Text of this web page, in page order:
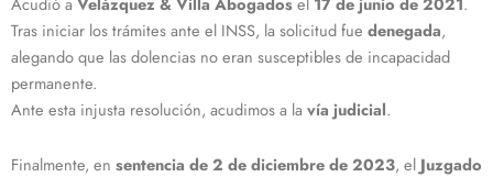
Tras iniciar los trámites ante el INSS, la solicitud fue denegada,
alegando que las dolencias no eran susceptibles de incapacidad
permanente.
Ante esta injusta resolución, acudimos a la vía judicial.
Finalmente, en sentencia de 2 de diciembre de 2023, el Juzgado